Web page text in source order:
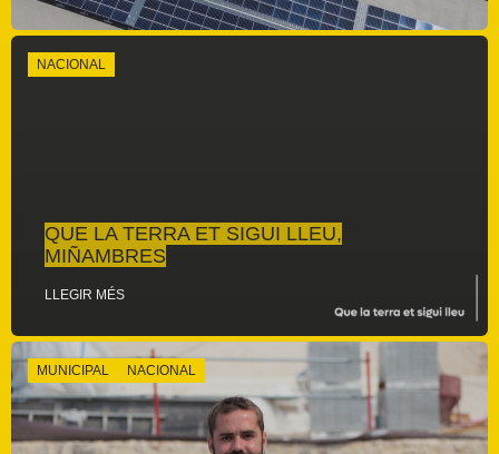
QUE LA TERRA ET SIGUI LLEU,
MIÑAMBRES
LLEGIR MÉS
NACIONAL
MUNICIPAL NACIONAL